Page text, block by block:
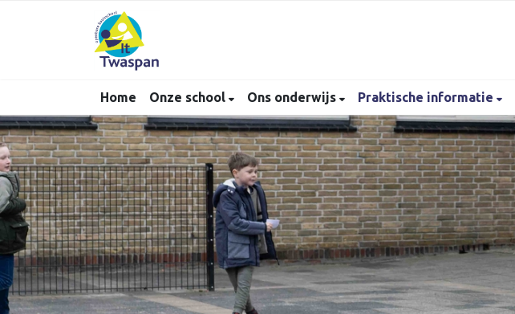
Home Onze school Ons onderwijs Praktische informatie